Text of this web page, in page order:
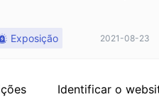
Exposição 2021-08-23
Identificar o